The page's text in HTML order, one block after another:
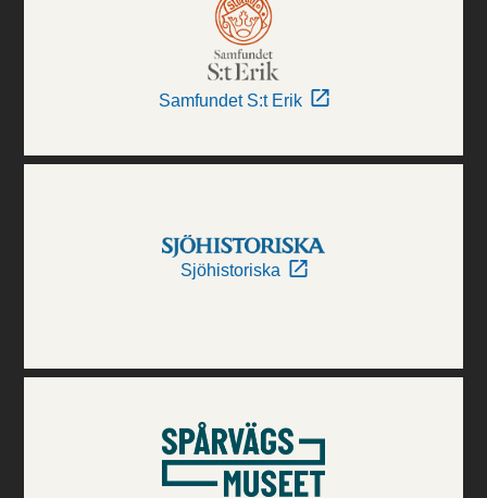
Samfundet S:t Erik
Sjöhistoriska